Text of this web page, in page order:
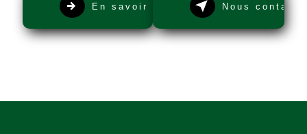
En savoir plus Nous